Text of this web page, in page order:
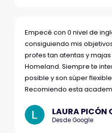
Empecé con 0 nivel de
consiguiendo mis
profes tan atentas y majas
Homeland. Siempre te
posible y son súper
Recomiendo esta
LAURA PICÓN
Desde Google